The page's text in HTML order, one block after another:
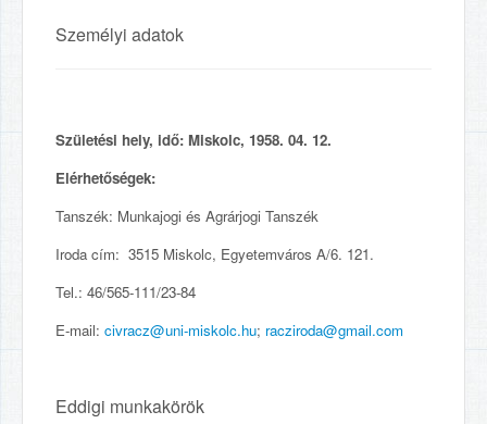
Személyi adatok
Születési hely, idő: Miskolc, 1958. 04. 12.
Elérhetőségek:
Tanszék: Munkajogi és Agrárjogi Tanszék
Iroda cím: 3515 Miskolc, Egyetemváros A/6. 121.
Tel.: 46/565-111/23-84
E-mail: civracz@uni-miskolc.hu; racziroda@gmail.com
Eddigi munkakörök